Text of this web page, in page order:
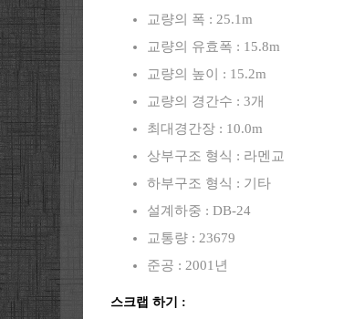
교량의 폭 : 25.1m
교량의 유효폭 : 15.8m
교량의 높이 : 15.2m
교량의 경간수 : 3개
최대경간장 : 10.0m
상부구조 형식 : 라멘교
하부구조 형식 : 기타
설계하중 : DB-24
교통량 : 23679
준공 : 2001년
스크랩 하기 :